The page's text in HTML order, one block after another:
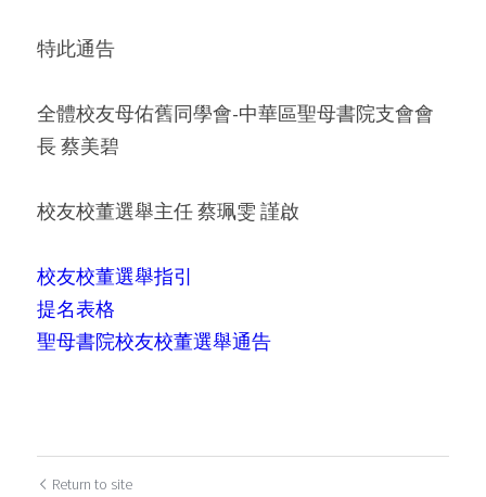
特此通告
全體校友母佑舊同學會-中華區聖母書院支會會
長 蔡美碧
校友校董選舉主任 蔡珮雯 謹啟
校友校董選舉指引
提名表格
聖母書院校友校董選舉通告
Return to site